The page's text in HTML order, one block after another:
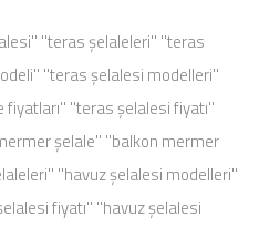
''teras şelaleleri'' ''teras
''teras şelalesi modelleri''
''teras şelalesi fiyatı''
şelale'' ''balkon mermer
''havuz şelalesi modelleri''
fiyatı'' ''havuz şelalesi